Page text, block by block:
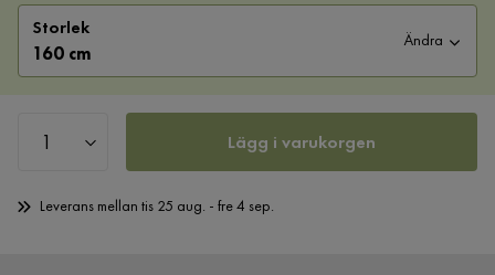
Storlek
160 cm
Ändra
Lägg i varukorgen
Leverans mellan tis 25 aug. - fre 4 sep.